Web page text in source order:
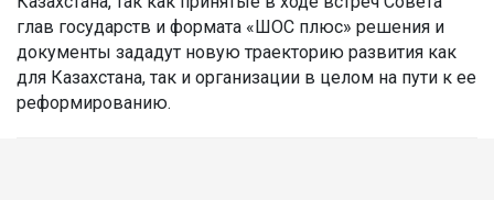
глав государств и формата «ШОС плюс» решения и
документы зададут новую траекторию развития как
для Казахстана, так и организации в целом на пути к ее
реформированию.